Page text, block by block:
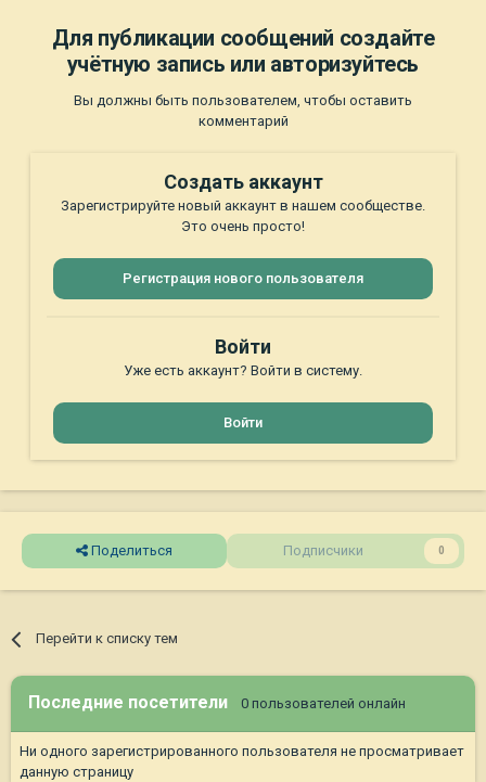
Для публикации сообщений создайте
учётную запись или авторизуйтесь
Вы должны быть пользователем, чтобы оставить
комментарий
Создать аккаунт
Зарегистрируйте новый аккаунт в нашем сообществе.
Это очень просто!
Регистрация нового пользователя
Войти
Уже есть аккаунт? Войти в систему.
Войти
Поделиться Подписчики 0
Перейти к списку тем
Последние посетители 0 пользователей онлайн
Ни одного зарегистрированного пользователя не просматривает
данную страницу